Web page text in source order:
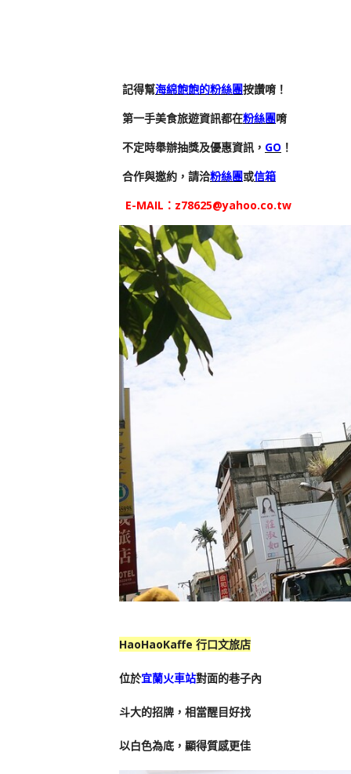
記得幫海綿飽飽的粉絲團按讚唷！
第一手美食旅遊資訊都在粉絲團唷
不定時舉辦抽獎及優惠資訊， GO ！
合作與邀約，請洽粉絲團或信箱
E-MAIL： z78625@yahoo.co.tw
HaoHaoKaffe 行口文旅店
位於宜蘭火車站對面的巷子內
斗大的招牌，相當醒目好找
以白色為底，顯得質感更佳